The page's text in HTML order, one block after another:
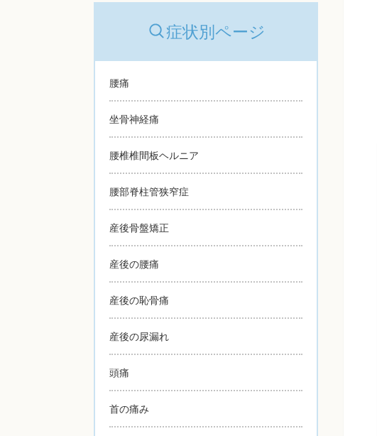
症状別ページ
腰痛
坐骨神経痛
腰椎椎間板ヘルニア
腰部脊柱管狭窄症
産後骨盤矯正
産後の腰痛
産後の恥骨痛
産後の尿漏れ
頭痛
首の痛み